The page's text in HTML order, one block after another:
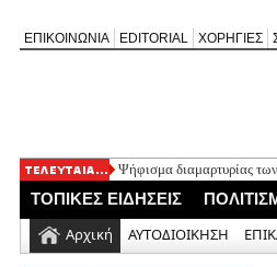
ΕΠΙΚΟΙΝΩΝΙΑ EDITORIAL ΧΟΡΗΓΙΕΣ
Ψήφισμα διαμαρτυρίας
«Έφυγε» σε ηλικία 74
Η Λευκάδα τίμησε τον
Θεία Λειτουργία για
ΤΟΠΙΚΕΣ ΕΙΔΗΣΕΙΣ
Αρχική ΑΥΤΟΔΙΟΙΚΗΣΗ